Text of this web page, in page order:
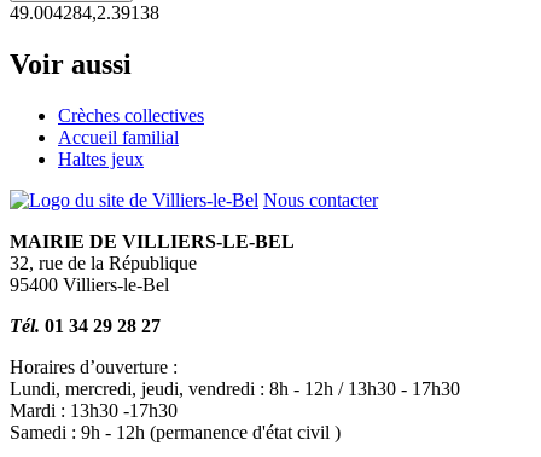
49.004284,2.39138
Voir aussi
Crèches collectives
Accueil familial
Haltes jeux
Nous contacter
MAIRIE DE VILLIERS-LE-BEL
32, rue de la République
95400 Villiers-le-Bel
Tél. 01 34 29 28 27
Horaires d’ouverture :
Lundi, mercredi, jeudi, vendredi : 8h - 12h / 13h30 - 17h30
Mardi : 13h30 -17h30
Samedi : 9h - 12h (permanence d'état civil )